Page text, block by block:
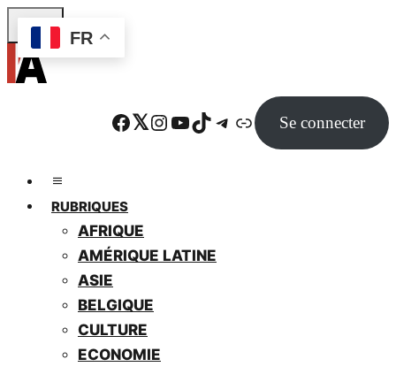
Skip
to
main
Facebook Twitter Instagram YouTube TikTok Telegram Lien Se connecter
RUBRIQUES
AFRIQUE
AMÉRIQUE LATINE
ASIE
BELGIQUE
CULTURE
ECONOMIE
FR